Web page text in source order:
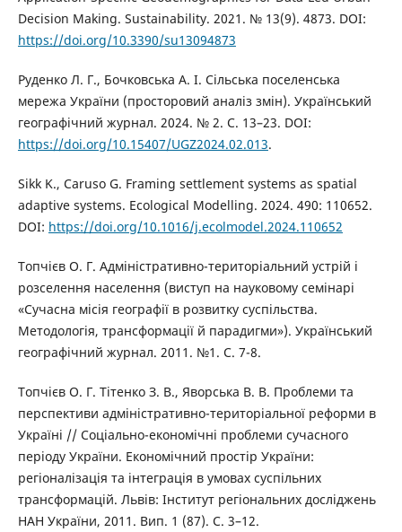
Decision Making. Sustainability. 2021. № 13(9). 4873. DOI:
https://doi.org/10.3390/su13094873
Руденко Л. Г., Бочковська А. І. Сільська поселенська
мережа України (просторовий аналіз змін). Український
географічний журнал. 2024. № 2. С. 13–23. DOI:
https://doi.org/10.15407/UGZ2024.02.013.
Sikk K., Caruso G. Framing settlement systems as spatial
adaptive systems. Ecological Modelling. 2024. 490: 110652.
DOI: https://doi.org/10.1016/j.ecolmodel.2024.110652
Топчієв О. Г. Адміністративно-територіальний устрій і
розселення населення (виступ на науковому семінарі
«Сучасна місія географії в розвитку суспільства.
Методологія, трансформації й парадигми»). Український
географічний журнал. 2011. №1. С. 7-8.
Топчієв О. Г. Тітенко З. В., Яворська В. В. Проблеми та
перспективи адміністративно-територіальної реформи в
Україні // Соціально-економічні проблеми сучасного
періоду України. Економічний простір України:
регіоналізація та інтеграція в умовах суспільних
трансформацій. Львів: Інститут регіональних досліджень
НАН України, 2011. Вип. 1 (87). С. 3–12.